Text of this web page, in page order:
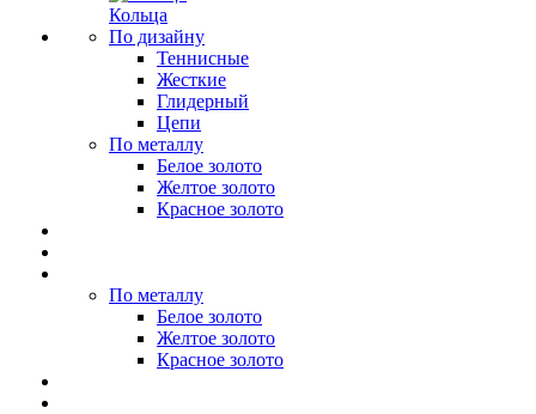
Кольца
По дизайну
Теннисные
Жесткие
Глидерный
Цепи
По металлу
Белое золото
Желтое золото
Красное золото
По металлу
Белое золото
Желтое золото
Красное золото